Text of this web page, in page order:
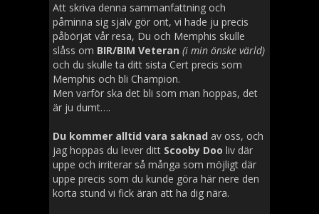
Att skriva denna sammanfattning och
påminna sig själv gör ont, vi hade ju precis
påbörjat vår resa, Du och Memphis skulle
slåss om BIR/BIM Veteran (i min önske värld)
och du skulle ta ditt sista Cert precis som
Memphis och bli Champion.
Men varför ska det bli som man hoppas, det
är ju dumt….
Du kommer alltid vara saknad av oss, och
jag hoppas du lever ditt Scooby Doo liv där
uppe och irriterar så många som möjligt där
uppe precis som du kunde göra här nere den
korta stund vi fick äran att ha dig nära.